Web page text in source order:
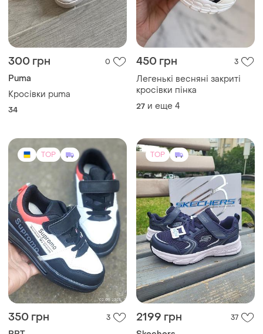
300 грн 0
Puma
Кросівки puma
34
450 грн 3
Легенькі весняні закриті
кросівки пінка
27 и еще 4
TOP
350 грн 3
TOP
2199 грн 37